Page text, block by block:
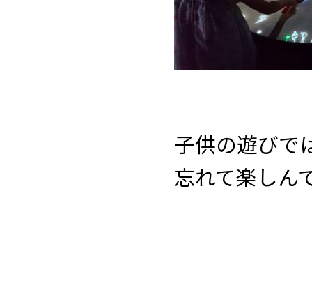
子供の遊びで
忘れて楽しん